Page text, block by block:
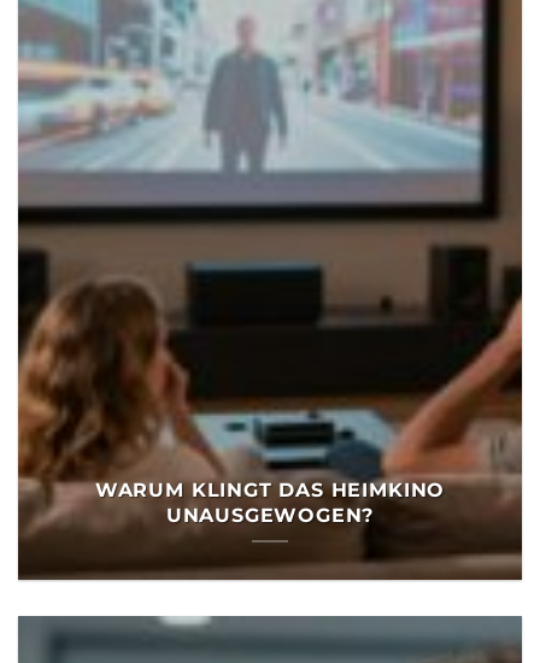
WARUM KLINGT DAS HEIMKINO
UNAUSGEWOGEN?